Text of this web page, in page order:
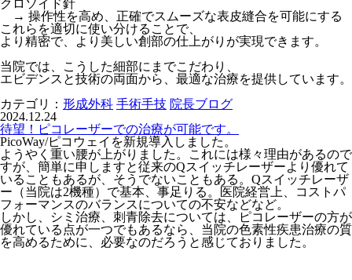
クロソイド針
→ 操作性を高め、正確でスムーズな表皮縫合を可能にする
これらを適切に使い分けることで、
より精密で、より美しい創部の仕上がりが実現できます。
当院では、こうした細部にまでこだわり、
エビデンスと技術の両面から、最適な治療を提供しています
カテゴリ： 形成外科 手術手技 院長ブログ
2024.12.24
待望！ピコレーザーでの治療が可能です。
PicoWay/ピコウェイを新規導入しました。
ようやく重い腰が上がりました。これには様々理由があるので
すが、簡単に申しますと従来のQスイッチレーザーより優れて
いることもあるが、そうでないこともある。Qスイッチレーザ
ー（当院は2機種）で基本、事足りる。医院経営上、コストパ
フォーマンスのバランスについての不安などなど。
しかし、シミ治療、刺青除去については、ピコレーザーの方が
優れている点が一つでもあるなら、当院の色素性疾患治療の質
を高めるために、必要なのだろうと感じておりました。